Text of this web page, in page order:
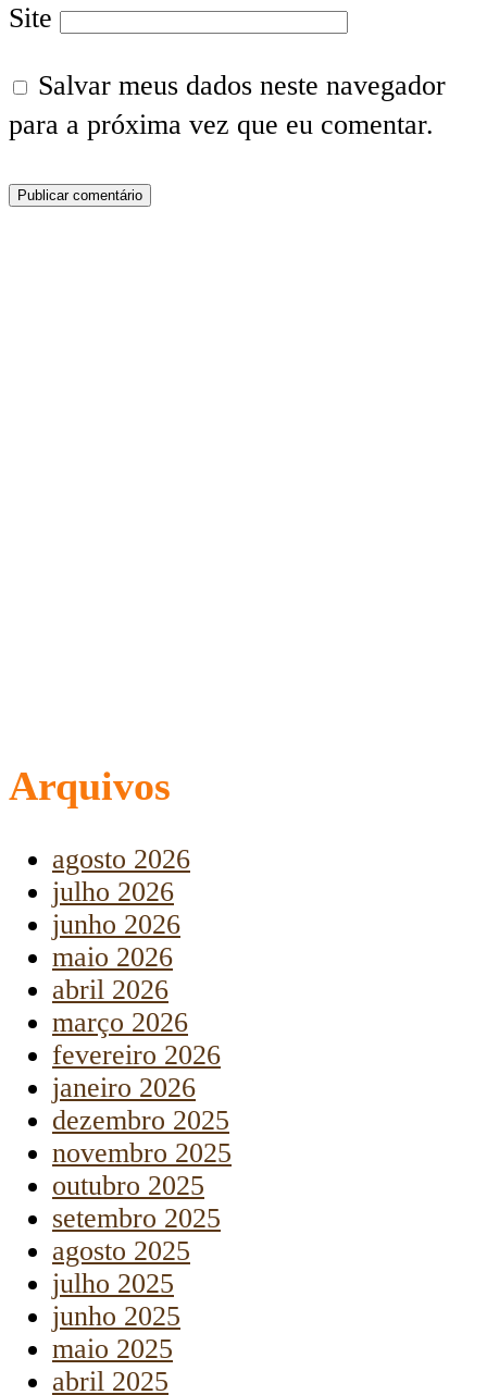
Site
Salvar meus dados neste navegador
para a próxima vez que eu comentar.
Arquivos
agosto 2026
julho 2026
junho 2026
maio 2026
abril 2026
março 2026
fevereiro 2026
janeiro 2026
dezembro 2025
novembro 2025
outubro 2025
setembro 2025
agosto 2025
julho 2025
junho 2025
maio 2025
abril 2025